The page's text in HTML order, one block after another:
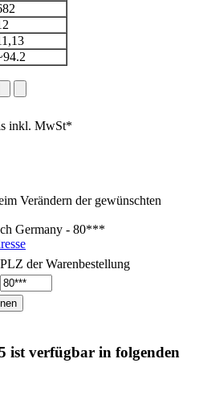
inkl. MwSt*
Verändern der gewünschten
Germany - 80***
PLZ der Warenbestellung
ist verfügbar in folgenden